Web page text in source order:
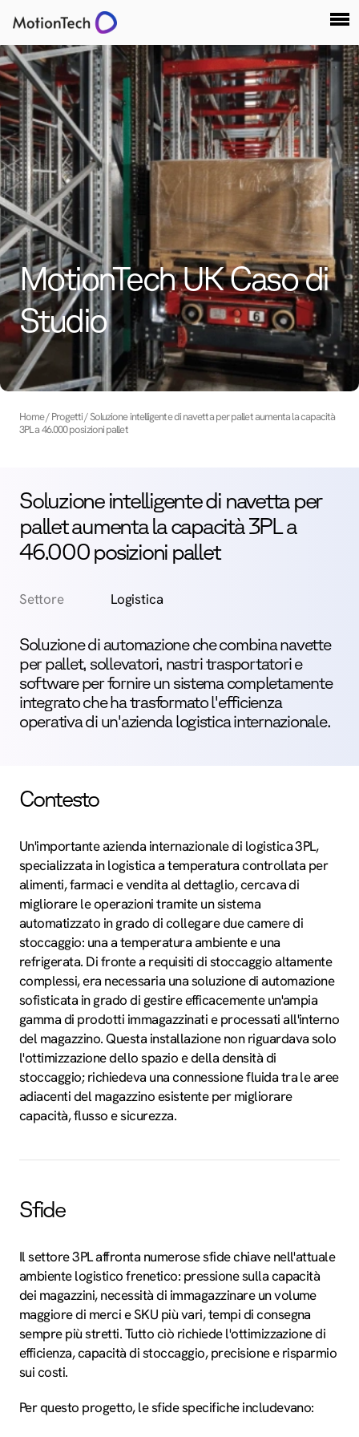
MotionTech UK Caso di
Studio
Home Progetti Soluzione intelligente di navetta per pallet aumenta la capacità
3PL a 46.000 posizioni pallet
Soluzione intelligente di navetta per
pallet aumenta la capacità 3PL a
46.000 posizioni pallet
Settore Logistica
Soluzione di automazione che combina navette
per pallet, sollevatori, nastri trasportatori e
software per fornire un sistema completamente
integrato che ha trasformato l'efficienza
operativa di un'azienda logistica internazionale.
Contesto
Un'importante azienda internazionale di logistica 3PL,
specializzata in logistica a temperatura controllata per
alimenti, farmaci e vendita al dettaglio, cercava di
migliorare le operazioni tramite un sistema
automatizzato in grado di collegare due camere di
stoccaggio: una a temperatura ambiente e una
refrigerata. Di fronte a requisiti di stoccaggio altamente
complessi, era necessaria una soluzione di automazione
sofisticata in grado di gestire efficacemente un'ampia
gamma di prodotti immagazzinati e processati all'interno
del magazzino. Questa installazione non riguardava solo
l'ottimizzazione dello spazio e della densità di
stoccaggio; richiedeva una connessione fluida tra le aree
adiacenti del magazzino esistente per migliorare
capacità, flusso e sicurezza.
Sfide
Il settore 3PL affronta numerose sfide chiave nell'attuale
ambiente logistico frenetico: pressione sulla capacità
dei magazzini, necessità di immagazzinare un volume
maggiore di merci e SKU più vari, tempi di consegna
sempre più stretti. Tutto ciò richiede l'ottimizzazione di
efficienza, capacità di stoccaggio, precisione e risparmio
sui costi.
Per questo progetto, le sfide specifiche includevano: